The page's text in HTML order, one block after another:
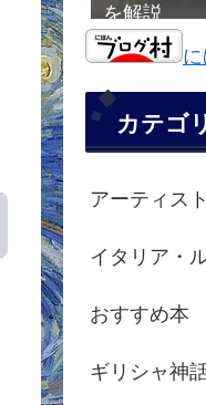
を解説
カテゴ
アーティス
イタリア・
おすすめ本
ギリシャ神